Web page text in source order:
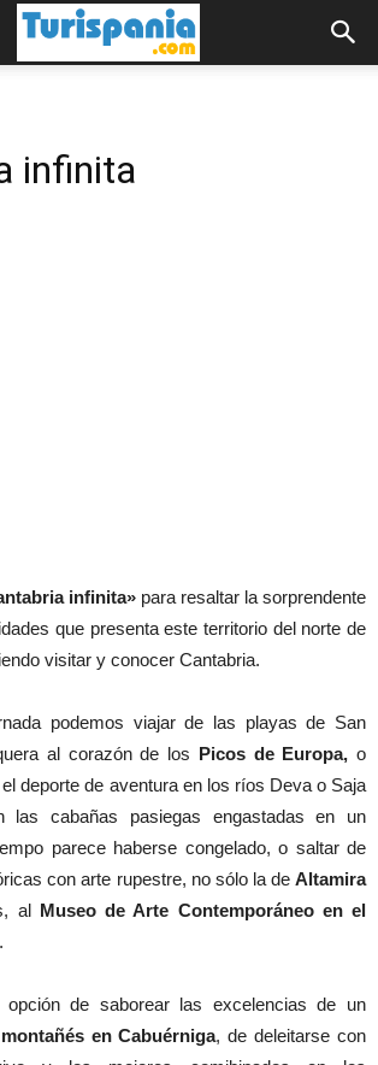
infinita
infinita» para resaltar la sorprendente
que presenta este territorio del norte de
visitar y conocer Cantabria.
podemos viajar de las playas de San
al corazón de los Picos de Europa,o
deporte de aventura en los ríos Deva o Saja
las cabañas pasiegas engastadas en un
parece haberse congelado, o saltar de
con arte rupestre, no sólo la de Altamira
al Museo de Arte Contemporáneo en el
.
opción de saborear las excelencias de un
en Cabuérniga, de deleitarse con